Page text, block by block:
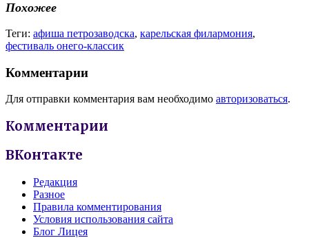
Похожее
Теги: афиша петрозаводска, карельская филармония,
фестиваль онего-классик
Комментарии
Для отправки комментария вам необходимо авторизоваться.
Комментарии
ВКонтакте
Редакция
Разное
Правила комментирования
Условия использования сайта
Блог Лицея